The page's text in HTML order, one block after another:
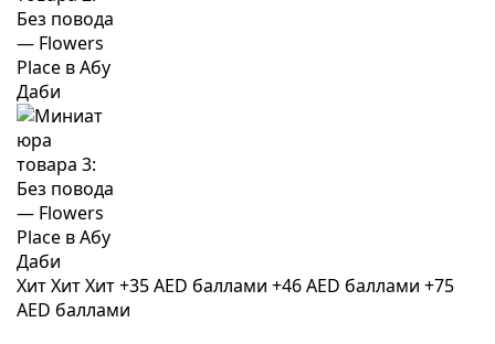
ХитХитХит+35 AED баллами +46 AED баллами +75
AED баллами